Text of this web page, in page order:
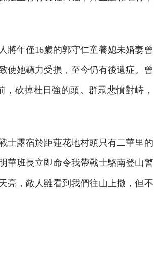
年僅16歲的郭守仁童養媳未婚妻曾
使她聽力受損，至今仍有後遺症。曾
砍掉杜日強的頭。群眾悲憤對峙，
露宿於距蓮花地村頭只有二華里的
華班長立即命令我帶戰士駱南登山警
亮，敵人雖看到我們往山上撤，但不